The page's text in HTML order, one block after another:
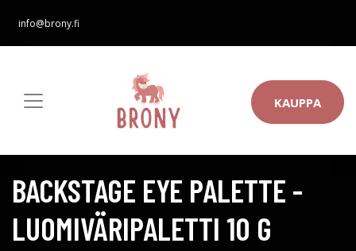
info@brony.fi
KAUPPA
BACKSTAGE EYE PALETTE -
LUOMIVÄRIPALETTI 10 G